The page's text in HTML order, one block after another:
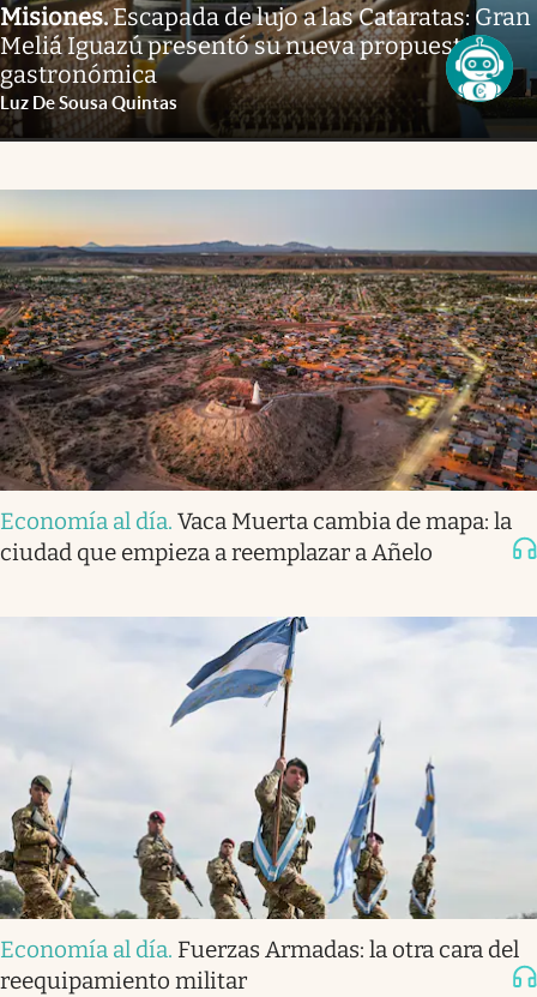
Misiones.Escapada de lujo a las Cataratas: Gran
Meliá Iguazú presentó su nueva propuesta
gastronómica
Luz De Sousa Quintas
Economía al día. Vaca Muerta cambia de mapa: la
ciudad que empieza a reemplazar a Añelo
Economía al día. Fuerzas Armadas: la otra cara del
reequipamiento militar